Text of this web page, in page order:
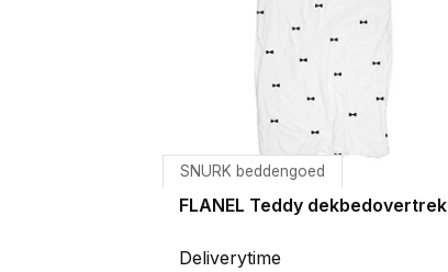
SNURK beddengoed
FLANEL Teddy dekbedovertrek
Deliverytime